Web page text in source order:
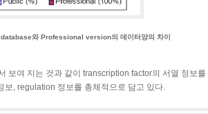
와 Professional version의 데이터양의 차이
보여 지는 것과 같이 transcription factor의 서열 정보를
보, regulation 정보를 총체적으로 담고 있다.